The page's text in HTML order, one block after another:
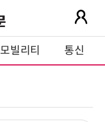
모빌리티 통신